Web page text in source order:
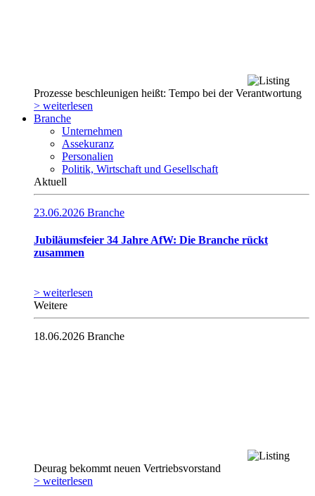
Prozesse beschleunigen heißt: Tempo bei der Verantwortung
> weiterlesen
Branche
Unternehmen
Assekuranz
Personalien
Politik, Wirtschaft und Gesellschaft
Aktuell
23.06.2026 Branche
Jubiläumsfeier 34 Jahre AfW: Die Branche rückt
zusammen
> weiterlesen
Weitere
18.06.2026 Branche
Deurag bekommt neuen Vertriebsvorstand
> weiterlesen